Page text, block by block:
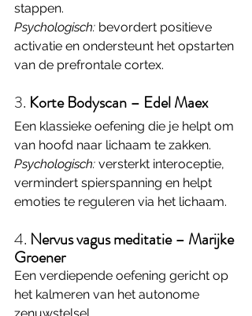
stappen.
Psychologisch: bevordert positieve
activatie en ondersteunt het opstarten
van de prefrontale cortex.
3. Korte Bodyscan – Edel Maex
Een klassieke oefening die je helpt om
van hoofd naar lichaam te zakken.
Psychologisch: versterkt interoceptie,
vermindert spierspanning en helpt
emoties te reguleren via het lichaam.
4. Nervus vagus meditatie – Marijke
Groener
Een verdiepende oefening gericht op
het kalmeren van het autonome